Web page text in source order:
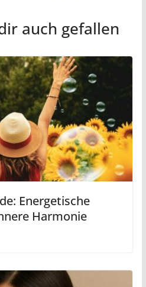
auch gefallen
Energetische
Harmonie